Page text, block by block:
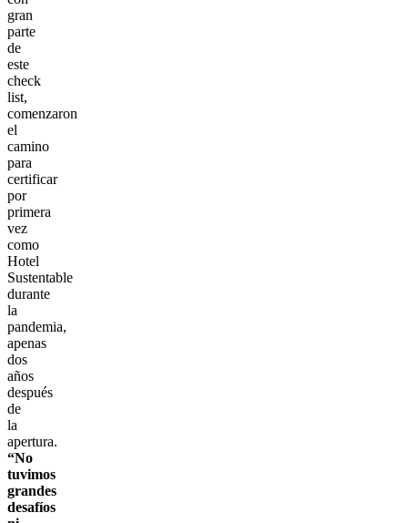
gran
parte
de
este
check
list,
comenzaron
el
camino
para
certificar
por
primera
vez
como
Hotel
Sustentable
durante
la
pandemia,
apenas
dos
años
después
de
la
apertura.
“No
tuvimos
grandes
desafíos